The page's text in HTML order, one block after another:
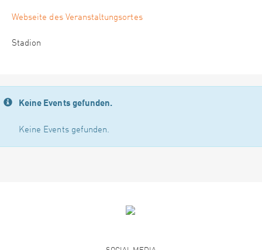
Webseite des Veranstaltungsortes
Stadion
Keine Events gefunden.
Keine Events gefunden.